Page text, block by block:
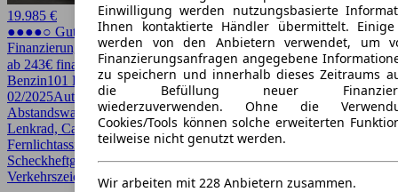
Einwilligung werden nutzungsbasierte
Ihnen kontaktierte Händler übermittelt. Einige
werden von den Anbietern verwendet, um
Finanzierungsanfragen angegebene
zu speichern und innerhalb dieses Zeitraums
die Befüllung neuer
wiederzuverwenden. Ohne die
Cookies/Tools können solche erweiterten
teilweise nicht genutzt werden.
Wir arbeiten mit 228 Anbietern zusammen.
19.985 €
●●●●○ Guter Preis
Finanzierung möglich
ab 243€ finanzieren ↗
Benzin101 PS (74 kW)1.450 kmEZ
02/2025AutomatikKleinwagen4 Türen
Abstandswarner, Android Auto, Apple CarPlay, Beheizbares
Lenkrad, CarPlay, Einparkhilfe, Einparkhilfe Sensoren hinten,
Fernlichtassistent, Garantie, HU/AU neu, LED, Lichtsensor,
Scheckheftgepflegt, Sitzheizung, Sitzhzg, Spurhalteassistent,
Verkehrszeichenerkennung